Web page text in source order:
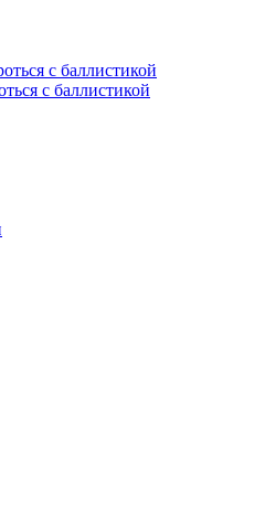
с баллистикой